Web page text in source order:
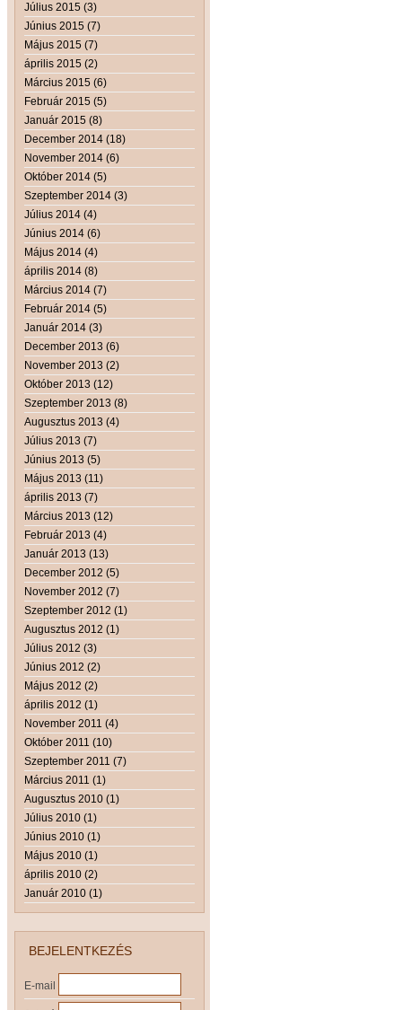
Július 2015 (3)
Június 2015 (7)
Május 2015 (7)
április 2015 (2)
Március 2015 (6)
Február 2015 (5)
Január 2015 (8)
December 2014 (18)
November 2014 (6)
Október 2014 (5)
Szeptember 2014 (3)
Július 2014 (4)
Június 2014 (6)
Május 2014 (4)
április 2014 (8)
Március 2014 (7)
Február 2014 (5)
Január 2014 (3)
December 2013 (6)
November 2013 (2)
Október 2013 (12)
Szeptember 2013 (8)
Augusztus 2013 (4)
Július 2013 (7)
Június 2013 (5)
Május 2013 (11)
április 2013 (7)
Március 2013 (12)
Február 2013 (4)
Január 2013 (13)
December 2012 (5)
November 2012 (7)
Szeptember 2012 (1)
Augusztus 2012 (1)
Július 2012 (3)
Június 2012 (2)
Május 2012 (2)
április 2012 (1)
November 2011 (4)
Október 2011 (10)
Szeptember 2011 (7)
Március 2011 (1)
Augusztus 2010 (1)
Július 2010 (1)
Június 2010 (1)
Május 2010 (1)
április 2010 (2)
Január 2010 (1)
BEJELENTKEZÉS
E-mail